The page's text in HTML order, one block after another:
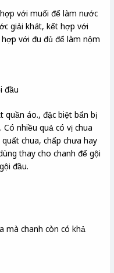
với muối để làm nước
giải khát, kết hợp với
với đu đủ để làm nộm
đầu
quần áo., đặc biệt bẩn bị
nhiều quả có vị chua
chua, chấp chưa hay
thay cho chanh để gội
đầu.
mà chanh còn có khả